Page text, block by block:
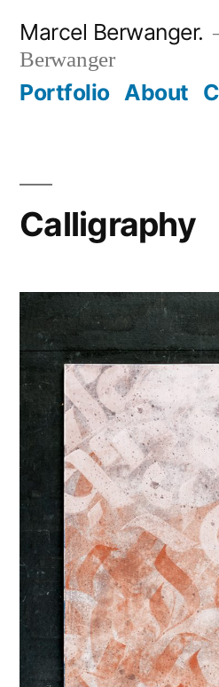
Inhalt
springen
Marcel Berwanger.
Berwanger
Portfolio About
Calligraphy